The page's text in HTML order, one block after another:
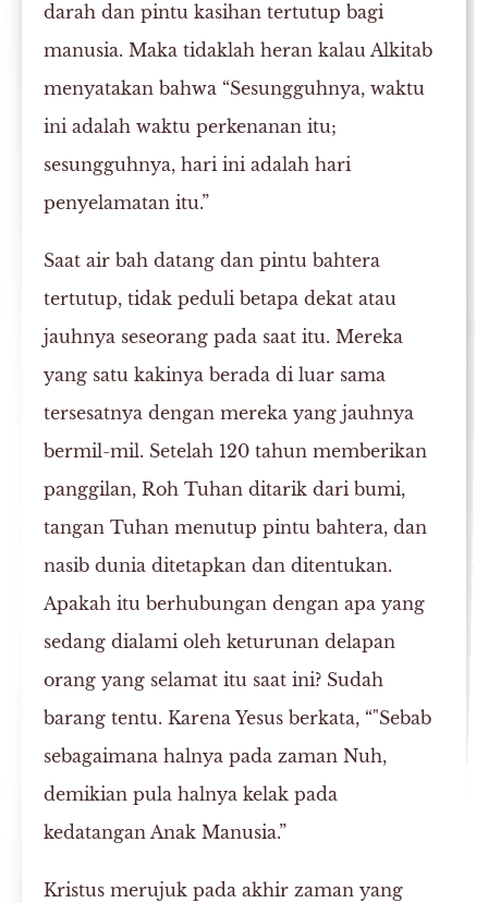
darah dan pintu kasihan tertutup bagi
manusia. Maka tidaklah heran kalau Alkitab
menyatakan bahwa “Sesungguhnya, waktu
ini adalah waktu perkenanan itu;
sesungguhnya, hari ini adalah hari
penyelamatan itu.”
Saat air bah datang dan pintu bahtera
tertutup, tidak peduli betapa dekat atau
jauhnya seseorang pada saat itu. Mereka
yang satu kakinya berada di luar sama
tersesatnya dengan mereka yang jauhnya
bermil-mil. Setelah 120 tahun memberikan
panggilan, Roh Tuhan ditarik dari bumi,
tangan Tuhan menutup pintu bahtera, dan
nasib dunia ditetapkan dan ditentukan.
Apakah itu berhubungan dengan apa yang
sedang dialami oleh keturunan delapan
orang yang selamat itu saat ini? Sudah
barang tentu. Karena Yesus berkata, “"Sebab
sebagaimana halnya pada zaman Nuh,
demikian pula halnya kelak pada
kedatangan Anak Manusia.”
Kristus merujuk pada akhir zaman yang